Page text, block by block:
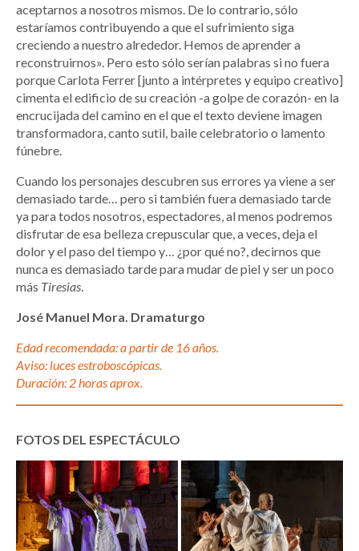
aceptarnos a nosotros mismos. De lo contrario, sólo
estaríamos contribuyendo a que el sufrimiento siga
creciendo a nuestro alrededor. Hemos de aprender a
reconstruirnos». Pero esto sólo serían palabras si no fuera
porque Carlota Ferrer [junto a intérpretes y equipo creativo]
cimenta el edificio de su creación -a golpe de corazón- en la
encrucijada del camino en el que el texto deviene imagen
transformadora, canto sutil, baile celebratorio o lamento
fúnebre.
Cuando los personajes descubren sus errores ya viene a ser
demasiado tarde… pero si también fuera demasiado tarde
ya para todos nosotros, espectadores, al menos podremos
disfrutar de esa belleza crepuscular que, a veces, deja el
dolor y el paso del tiempo y… ¿por qué no?, decirnos que
nunca es demasiado tarde para mudar de piel y ser un poco
más Tiresias
José Manuel Mora. Dramaturgo
Edad recomendada: a partir de 16 años.
Aviso: luces estroboscópicas.
Duración: 2 horas aprox.
FOTOS DEL ESPECTÁCULO